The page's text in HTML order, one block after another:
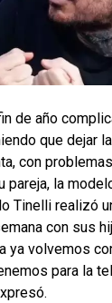
de año
que dejar
con
pareja, la
Tinelli realizó
con sus
ya volvemos
para la